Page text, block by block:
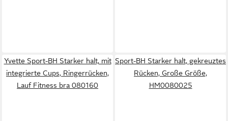
Yvette Sport-BH Starker halt, mit
integrierte Cups, Ringerrücken,
Lauf Fitness bra 080160
Sport-BH Starker halt, gekreuztes
Rücken, Große Größe,
HM0080025